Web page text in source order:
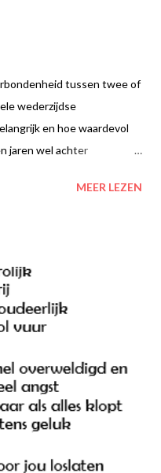
tussen twee of
wederzijdse
en hoe waardevol
jaren wel achter
die oprecht zijn. Voor mijn
(her)nieuw(d)e
dus duidelijk niet dat ik
wat toe aan hun leven,
opbouwen en
MEER LEZEN